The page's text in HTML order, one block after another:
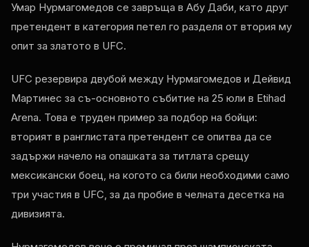
Умар Нурмагомедов се завръща в Абу Даби, като друг
претендент в категория петел го разделя от втория му
опит за златото в UFC.
UFC резервира двубой между Нурмагомедов и Дейвид
Мартинес за съ-основното събитие на 25 юли в Etihad
Arena. Това е труден пример за подбор на бойци:
вторият в ранглистата претендент се опитва да се
задържи начело на опашката за титлата срещу
мексикански боец, на когото са били необходими само
три участия в UFC, за да пробие в челната десетка на
дивизията.